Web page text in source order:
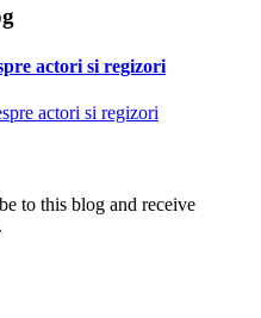
actori si regizori
to this blog and receive